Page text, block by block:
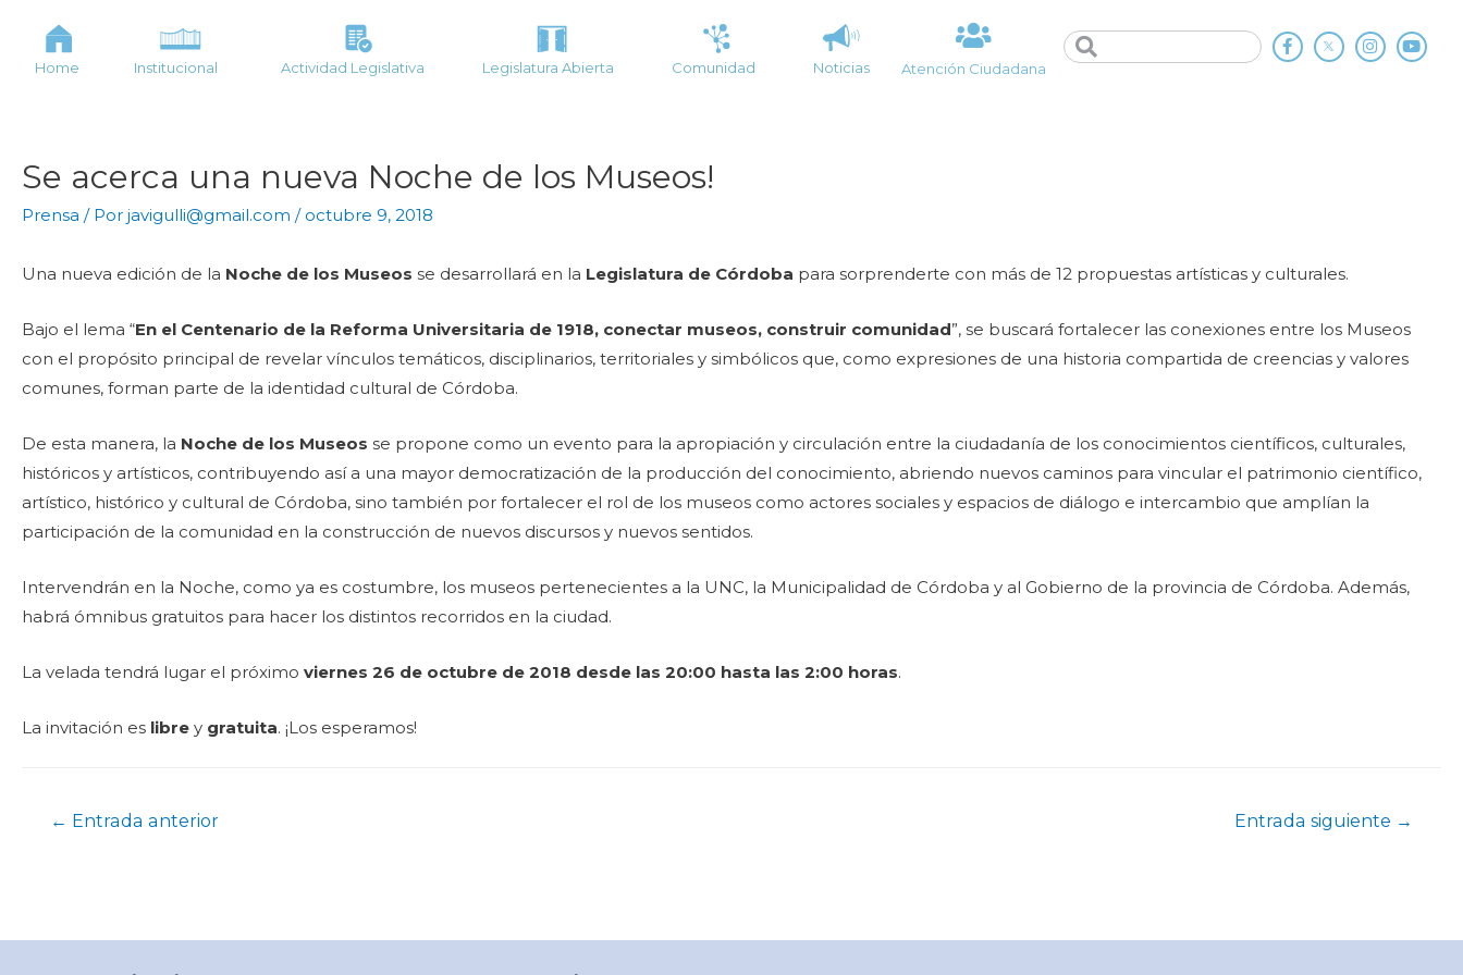
Home Institucional Actividad Legislativa Legislatura Abierta Comunidad Noticias Atención Ciudadana
Se acerca una nueva Noche de los Museos!
Prensa / Por javigulli@gmail.com / octubre 9, 2018
Una nueva edición de la Noche de los Museos se desarrollará en la Legislatura de Córdoba para sorprenderte con más de 12 propuestas artísticas y culturales.
Bajo el lema “En el Centenario de la Reforma Universitaria de 1918, conectar museos, construir comunidad”, se buscará fortalecer las conexiones entre los Museos
con el propósito principal de revelar vínculos temáticos, disciplinarios, territoriales y simbólicos que, como expresiones de una historia compartida de creencias y valores
comunes, forman parte de la identidad cultural de Córdoba.
De esta manera, la Noche de los Museos se propone como un evento para la apropiación y circulación entre la ciudadanía de los conocimientos científicos, culturales,
históricos y artísticos, contribuyendo así a una mayor democratización de la producción del conocimiento, abriendo nuevos caminos para vincular el patrimonio científico,
artístico, histórico y cultural de Córdoba, sino también por fortalecer el rol de los museos como actores sociales y espacios de diálogo e intercambio que amplían la
participación de la comunidad en la construcción de nuevos discursos y nuevos sentidos.
Intervendrán en la Noche, como ya es costumbre, los museos pertenecientes a la UNC, la Municipalidad de Córdoba y al Gobierno de la provincia de Córdoba. Además,
habrá ómnibus gratuitos para hacer los distintos recorridos en la ciudad.
La velada tendrá lugar el próximo viernes 26 de octubre de 2018 desde las 20:00 hasta las 2:00 horas.
La invitación es libre y gratuita. ¡Los esperamos!
← Entrada anterior Entrada siguiente →